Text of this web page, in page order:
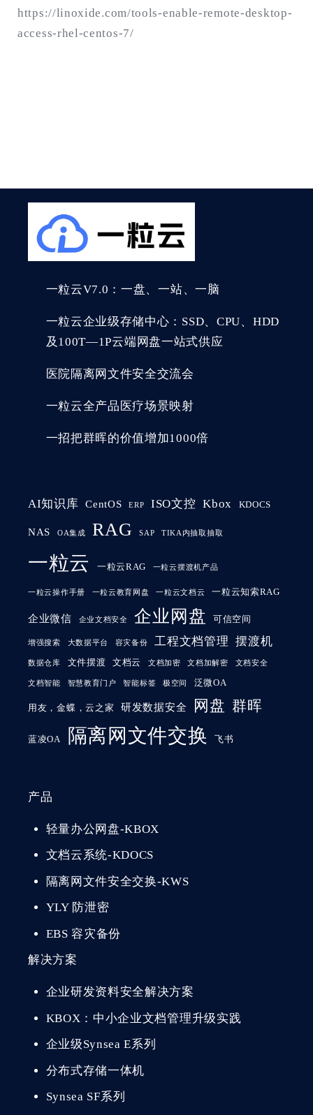
https://linoxide.com/tools-enable-remote-desktop-
access-rhel-centos-7/
一粒云V7.0：一盘、一站、一脑
一粒云企业级存储中心：SSD、CPU、HDD
及100T—1P云端网盘一站式供应
医院隔离网文件安全交流会
一粒云全产品医疗场景映射
一招把群晖的价值增加1000倍
AI知识库 CentOS ERP ISO文控 Kbox KDOCS
NAS OA集成 RAG SAP TIKA内抽取抽取
一粒云 一粒云RAG 一粒云摆渡机产品
一粒云操作手册 一粒云教育网盘 一粒云文档云 一粒云知索RAG
企业微信 企业文档安全 企业网盘 可信空间
增强搜索 大数据平台 容灾备份 工程文档管理 摆渡机
数据仓库 文件摆渡 文档云 文档加密 文档加解密 文档安全
文档智能 智慧教育门户 智能标签 极空间 泛微OA
用友，金蝶，云之家 研发数据安全 网盘 群晖
蓝凌OA 隔离网文件交换 飞书
产品
轻量办公网盘-KBOX
文档云系统-KDOCS
隔离网文件安全交换-KWS
YLY 防泄密
EBS 容灾备份
解决方案
企业研发资料安全解决方案
KBOX：中小企业文档管理升级实践
企业级Synsea E系列
分布式存储一体机
Synsea SF系列